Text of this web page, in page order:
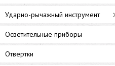
Ударно-рычажный инструмент
Осветительные приборы
Отвертки